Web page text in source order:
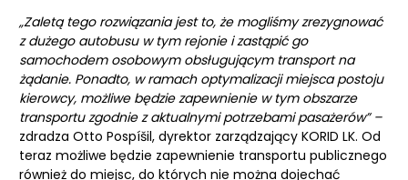
„Zaletą tego rozwiązania jest to, że mogliśmy zrezygnować
z dużego autobusu w tym rejonie i zastąpić go
samochodem osobowym obsługującym transport na
żądanie. Ponadto, w ramach optymalizacji miejsca postoju
kierowcy, możliwe będzie zapewnienie w tym obszarze
transportu zgodnie z aktualnymi potrzebami pasażerów” –
zdradza Otto Pospíšil, dyrektor zarządzający KORID LK. Od
teraz możliwe będzie zapewnienie transportu publicznego
również do miejsc, do których nie można dojechać